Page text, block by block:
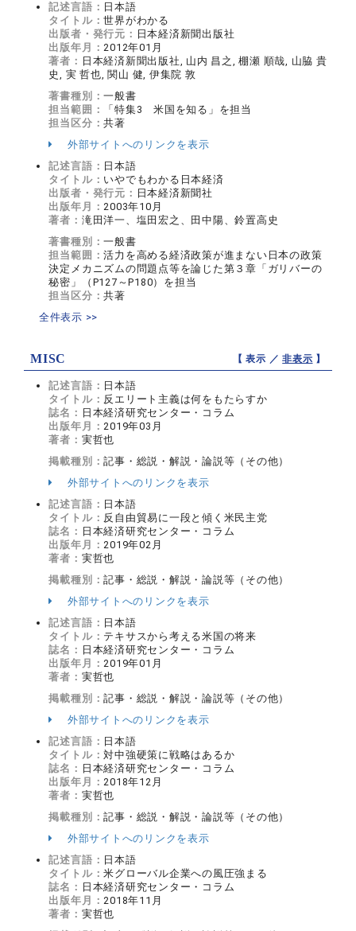
記述言語： 日本語
タイトル：世界がわかる
出版者・発行元： 日本経済新聞出版社
出版年月：2012年01月
著者： 日本経済新聞出版社, 山内 昌之, 棚瀬 順哉, 山脇 貴
史, 実 哲也, 関山 健, 伊集院 敦
著書種別：一般書
担当範囲：
「特集3 米国を知る」を担当
担当区分：共著
外部サイトへのリンクを表示
記述言語： 日本語
タイトル： いやでもわかる日本経済
出版者・発行元： 日本経済新聞社
出版年月：2003年10月
著者： 滝田洋一、塩田宏之、田中陽、鈴置高史
著書種別：一般書
担当範囲：活力を高める経済政策が進まない日本の政策
決定メカニズムの問題点等を論じた第３章「ガリバーの
秘密」（P127～P180）を担当
担当区分：共著
全件表示 >>
MISC 【 表示 ／非表示 】
記述言語： 日本語
タイトル： 反エリート主義は何をもたらすか
誌名： 日本経済研究センター・コラム
出版年月：2019年03月
著者： 実哲也
掲載種別：記事・総説・解説・論説等（その他）
外部サイトへのリンクを表示
記述言語： 日本語
タイトル： 反自由貿易に一段と傾く米民主党
誌名： 日本経済研究センター・コラム
出版年月：2019年02月
著者： 実哲也
掲載種別：記事・総説・解説・論説等（その他）
外部サイトへのリンクを表示
記述言語： 日本語
タイトル： テキサスから考える米国の将来
誌名： 日本経済研究センター・コラム
出版年月：2019年01月
著者： 実哲也
掲載種別：記事・総説・解説・論説等（その他）
外部サイトへのリンクを表示
記述言語： 日本語
タイトル：対中強硬策に戦略はあるか
誌名： 日本経済研究センター・コラム
出版年月：2018年12月
著者： 実哲也
掲載種別：記事・総説・解説・論説等（その他）
外部サイトへのリンクを表示
記述言語： 日本語
タイトル：米グローバル企業への風圧強まる
誌名： 日本経済研究センター・コラム
出版年月：2018年11月
著者： 実哲也